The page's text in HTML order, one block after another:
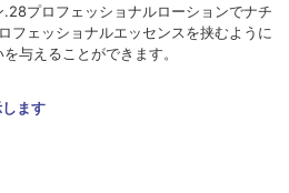
プロフェッショナルローションでナチ
フェッショナルエッセンスを挟むように
与えることができます。
ます